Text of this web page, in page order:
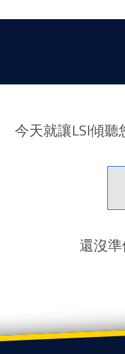
今天就讓LSI傾
還沒